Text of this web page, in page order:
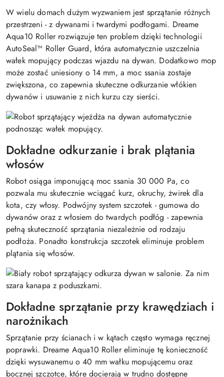
W wielu domach dużym wyzwaniem jest sprzątanie różnych
przestrzeni - z dywanami i twardymi podłogami. Dreame
Aqua10 Roller rozwiązuje ten problem dzięki technologii
AutoSeal™ Roller Guard, która automatycznie uszczelnia
wałek mopujący podczas wjazdu na dywan. Dodatkowo mop
może zostać uniesiony o 14 mm, a moc ssania zostaje
zwiększona, co zapewnia skuteczne odkurzanie włókien
dywanów i usuwanie z nich kurzu czy sierści.
Dokładne odkurzanie i brak plątania
włosów
Robot osiąga imponującą moc ssania 30 000 Pa, co
pozwala mu skutecznie wciągać kurz, okruchy, żwirek dla
kota, czy włosy. Podwójny system szczotek - gumowa do
dywanów oraz z włosiem do twardych podłóg - zapewnia
pełną skuteczność sprzątania niezależnie od rodzaju
podłoża. Ponadto konstrukcja szczotek eliminuje problem
plątania się włosów.
Dokładne sprzątanie przy krawędziach i
narożnikach
Sprzątanie przy ścianach i w kątach często wymaga ręcznej
poprawki. Dreame Aqua10 Roller eliminuje tę konieczność
dzięki wysuwanemu o 40 mm wałku mopującemu oraz
bocznej szczotce, które docierają w trudno dostępne